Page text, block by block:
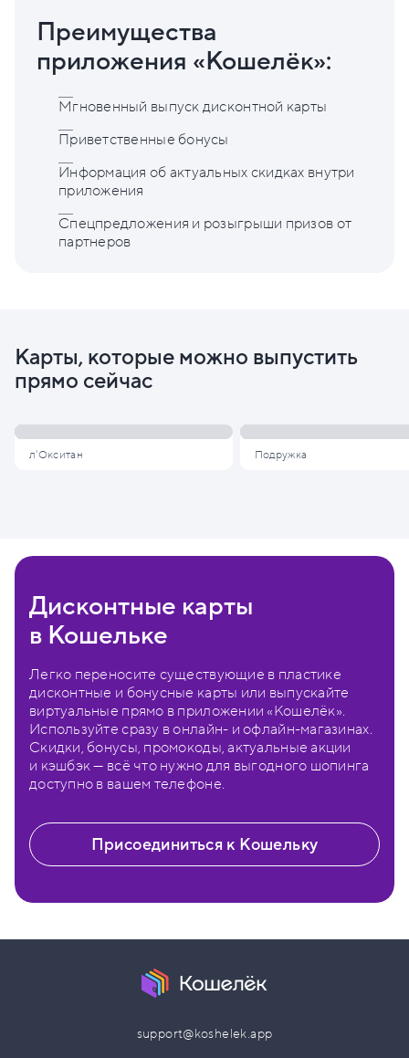
Преимущества
приложения «Кошелёк»:
Мгновенный выпуск дисконтной карты
Приветственные бонусы
Информация об актуальных скидках внутри
приложения
Спецпредложения и розыгрыши призов от
партнеров
Карты, которые можно выпустить
прямо сейчас
л'Окситан Подружка
Дисконтные карты
в Кошельке
Легко переносите существующие в пластике
дисконтные и бонусные карты или выпускайте
виртуальные прямо в приложении «Кошелёк».
Используйте сразу в онлайн- и офлайн-магазинах.
Скидки, бонусы, промокоды, актуальные акции
и кэшбэк — всё что нужно для выгодного шопинга
доступно в вашем телефоне.
Присоединиться к Кошельку
support@koshelek.app